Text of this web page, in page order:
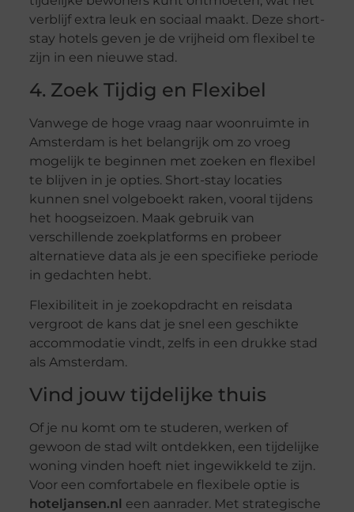
verblijf extra leuk en sociaal maakt. Deze short-
stay hotels geven je de vrijheid om flexibel te
zijn in een nieuwe stad.
4. Zoek Tijdig en Flexibel
Vanwege de hoge vraag naar woonruimte in
Amsterdam is het belangrijk om zo vroeg
mogelijk te beginnen met zoeken en flexibel
te blijven in je opties. Short-stay locaties
kunnen snel volgeboekt raken, vooral tijdens
het hoogseizoen. Maak gebruik van
verschillende zoekplatforms en probeer
alternatieve data als je een specifieke periode
in gedachten hebt.
Flexibiliteit in je zoekopdracht en reisdata
vergroot de kans dat je snel een geschikte
accommodatie vindt, zelfs in een drukke stad
als Amsterdam.
Vind jouw tijdelijke thuis
Of je nu komt om te studeren, werken of
gewoon de stad wilt ontdekken, een tijdelijke
woning vinden hoeft niet ingewikkeld te zijn.
Voor een comfortabele en flexibele optie is
hoteljansen.nl een aanrader. Met strategische